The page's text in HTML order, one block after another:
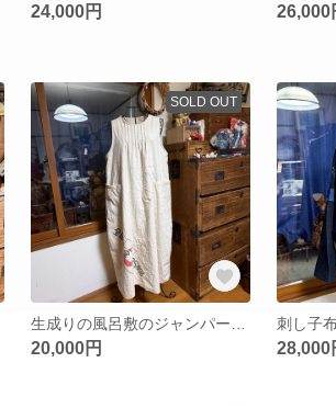
24,000円 26,000
SOLD OUT
20,000円
刺し子
28,000